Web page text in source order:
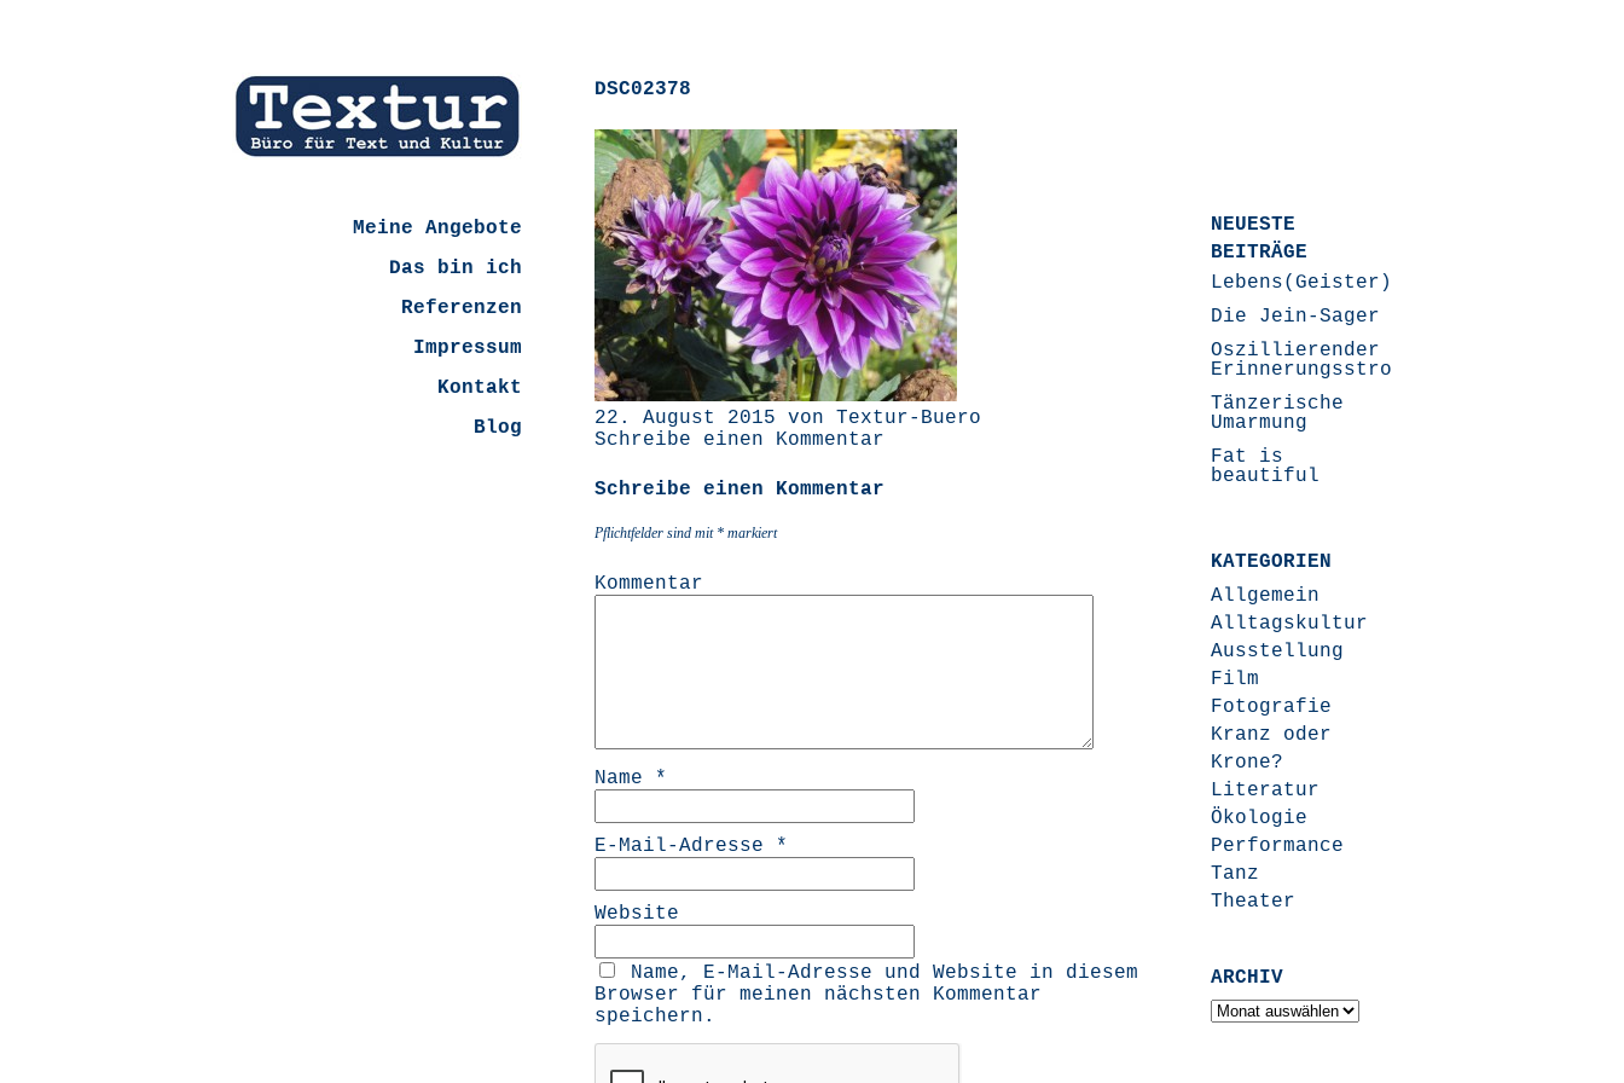
Meine Angebote
Das bin ich
Referenzen
Impressum
Kontakt
Blog
DSC02378
22. August 2015 von Textur-Buero
Schreibe einen Kommentar
Schreibe einen Kommentar
Pflichtfelder sind mit * markiert
Kommentar
Name *
E-Mail-Adresse *
Website
Name, E-Mail-Adresse und Website in diesem
Browser für meinen nächsten Kommentar
speichern.
NEUESTE
BEITRÄGE
Lebens(Geister)Geschichten
Die Jein-Sager
Oszillierender
Erinnerungsstrom
Tänzerische
Umarmung
Fat is
beautiful
KATEGORIEN
Allgemein
Alltagskultur
Ausstellung
Film
Fotografie
Kranz oder
Krone?
Literatur
Ökologie
Performance
Tanz
Theater
ARCHIV
Archiv